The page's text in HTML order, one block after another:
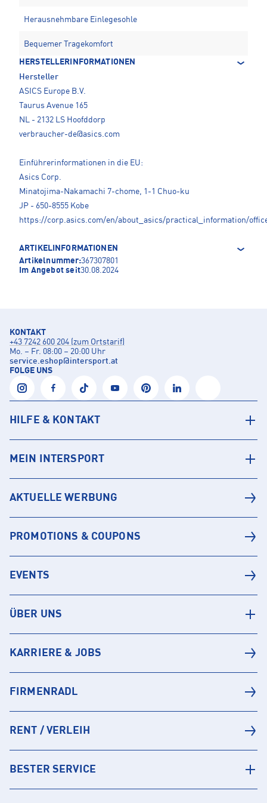
Herausnehmbare Einlegesohle
Bequemer Tragekomfort
HERSTELLERINFORMATIONEN
Hersteller
ASICS Europe B.V.
Taurus Avenue 165
NL - 2132 LS Hoofddorp
verbraucher-de@asics.com
Einführerinformationen in die EU:
Asics Corp.
Minatojima-Nakamachi 7-chome, 1-1 Chuo-ku
JP - 650-8555 Kobe
https://corp.asics.com/en/about_asics/practical_information/
ARTIKELINFORMATIONEN
Artikelnummer:367307801
Im Angebot seit30.08.2024
KONTAKT
+43 7242 600 204 (zum Ortstarif)
Mo. – Fr. 08:00 – 20:00 Uhr
service.eshop@intersport.at
FOLGE UNS
HILFE & KONTAKT
MEIN INTERSPORT
AKTUELLE WERBUNG
PROMOTIONS & COUPONS
EVENTS
ÜBER UNS
KARRIERE & JOBS
FIRMENRADL
RENT / VERLEIH
BESTER SERVICE